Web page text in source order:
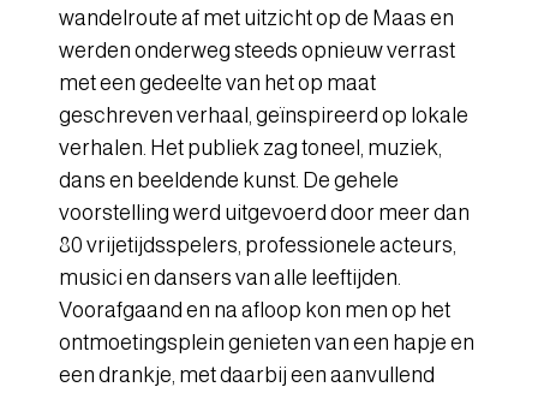
wandelroute af met uitzicht op de Maas en
werden onderweg steeds opnieuw verrast
met een gedeelte van het op maat
geschreven verhaal, geïnspireerd op lokale
verhalen. Het publiek zag toneel, muziek,
dans en beeldende kunst. De gehele
voorstelling werd uitgevoerd door meer dan
80 vrijetijdsspelers, professionele acteurs,
musici en dansers van alle leeftijden.
Voorafgaand en na afloop kon men op het
ontmoetingsplein genieten van een hapje en
een drankje, met daarbij een aanvullend